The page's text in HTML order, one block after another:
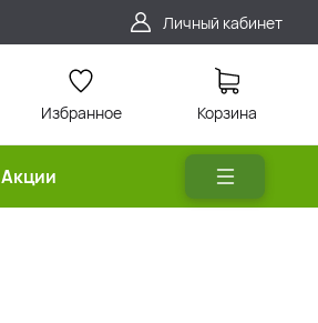
Личный кабинет
Избранное Корзина
Акции